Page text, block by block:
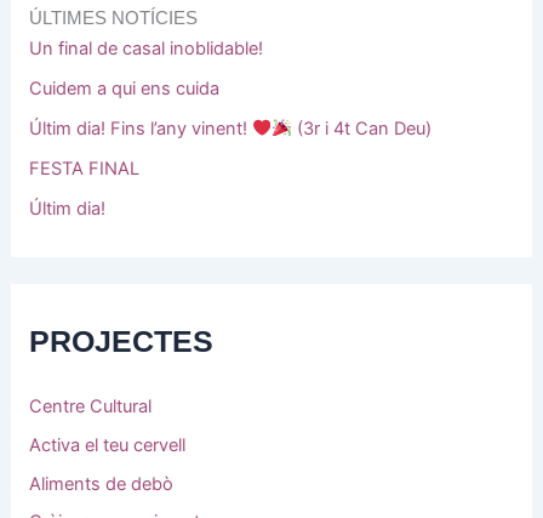
ÚLTIMES NOTÍCIES
Un final de casal inoblidable!
Cuidem a qui ens cuida
Últim dia! Fins l’any vinent!
(3r i 4t Can Deu)
FESTA FINAL
Últim dia!
PROJECTES
Centre Cultural
Activa el teu cervell
Aliments de debò